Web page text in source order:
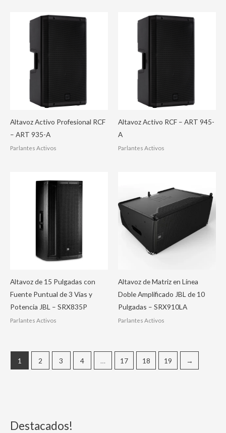
Destacados!
Altavoz Activo Profesional RCF
– ART 935-A
Parlantes Activos
Altavoz Activo RCF – ART 945-
A
Parlantes Activos
Altavoz de 15 Pulgadas con
Fuente Puntual de 3 Vías y
Potencia JBL – SRX835P
Parlantes Activos
Altavoz de Matriz en Línea
Doble Amplificado JBL de 10
Pulgadas – SRX910LA
Parlantes Activos
1 2 3 4 … 17 18 19 →